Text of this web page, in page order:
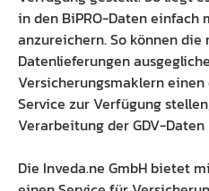
in den BiPRO-Daten einfach
anzureichern. So können
Datenlieferungen
Versicherungsmaklern
Service zur Verfügung
Verarbeitung der GDV-
Die Inveda.ne GmbH bietet